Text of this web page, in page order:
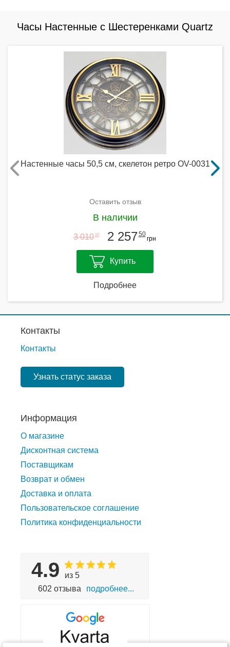
Часы Настенные с Шестеренками Quartz
Настенные часы 50,5 см, скелетон ретро OV-0031
Оставить отзыв
В наличии
3 010 00 2 25750
грн
Купить
Подробнее
Контакты
Контакты
Узнать статус заказа
Информация
О магазине
Дисконтная система
Поставщикам
Возврат и обмен
Доставка и оплата
Пользовательское соглашение
Политика конфиденциальности
4.9
из 5
602 отзыва
подробнее...